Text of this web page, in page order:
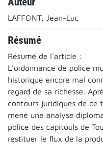
LAFFONT, Jean-Luc
Résumé
Résumé de l'article :
L'ordonnance de police
historique encore mal
regard de sa richesse.
contours juridiques de ce
mené une analyse
police des capitouls de
restituer le flux de la